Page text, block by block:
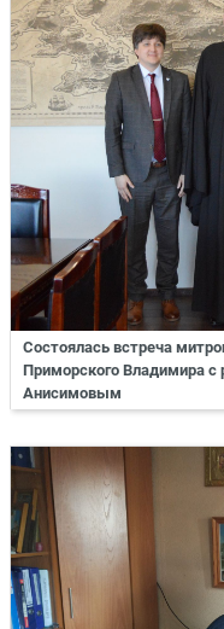
Состоялась встреча
Приморского Владимира
Анисимовым